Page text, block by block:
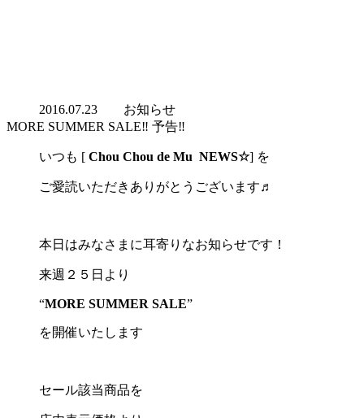
2016.07.23 お知らせ
MORE SUMMER SALE‼︎ 予告‼︎
いつも [ Chou Chou de Mu NEWS☆] を
ご愛読いただきありがとうございます♬
本日はみなさまに耳寄りなお知らせです！
来週２５日より
“MORE SUMMER SALE”
を開催いたします
セール該当商品を